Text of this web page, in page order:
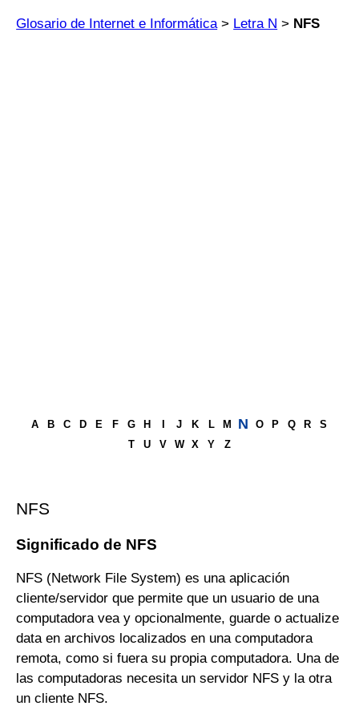
Glosario de Internet e Informática> Letra N > NFS
A B C D E F G H J K L M N O P Q R
S
T
U V W X Y Z
NFS
Significado de NFS
NFS (Network File System) es una aplicación
cliente/servidor que permite que un usuario de una
computadora vea y opcionalmente, guarde o actualize
data en archivos localizados en una computadora
remota, como si fuera su propia computadora. Una de
las computadoras necesita un servidor NFS y la otra
un cliente NFS.